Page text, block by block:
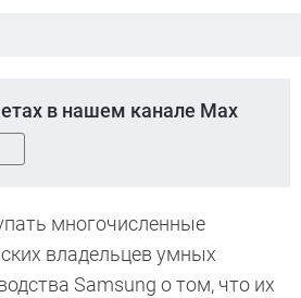
в нашем канале Max
многочисленные
владельцев умных
Samsung о том, что их